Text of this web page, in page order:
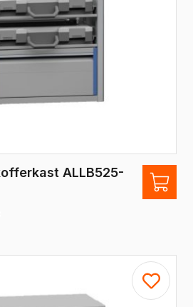
ALLB525-